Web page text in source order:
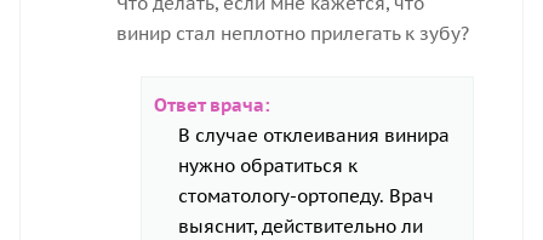
винир стал неплотно прилегать к зубу?
Ответ врача:
В случае отклеивания винира
нужно обратиться к
стоматологу-ортопеду. Врач
выяснит, действительно ли